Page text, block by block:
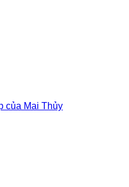
của Mai Thủy